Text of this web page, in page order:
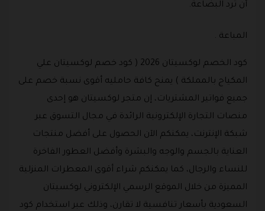
أن ترد البضاعة.
المباعة .
كود الخصم لوكسيتان 2026 ( كود خصم لوكسيتان علي
المكياج بالمملكة ) يمنح كافة حامليه أقوى نسبة خصم على
جميع فواتير المشتريات، إن متجر لوكسيتان هو إحدى
منصات التجارة الإلكترونية الرائدة في مجال التسوق عبر
شبكة الإنترنت، يمكنكم الآن الحصول على أفضل منتجات
العناية بالجسم والوجه والبشرة وأفضل العطور الفاخرة
للنساء والرجال، كما يمكنكم شراء أقوى المعطرات المنزلية
المميزة من خلال الموقع الرسمي الإلكتروني لوكسيتان
السعودية بأسعار تنافسية لا تقارن، وذلك عبر استخدام كود